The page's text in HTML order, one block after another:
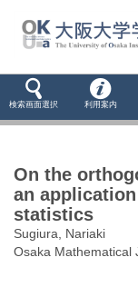
検索画面選択 利用案内
On the
an
statistics
Sugiura, Nariaki
Osaka Mathematical